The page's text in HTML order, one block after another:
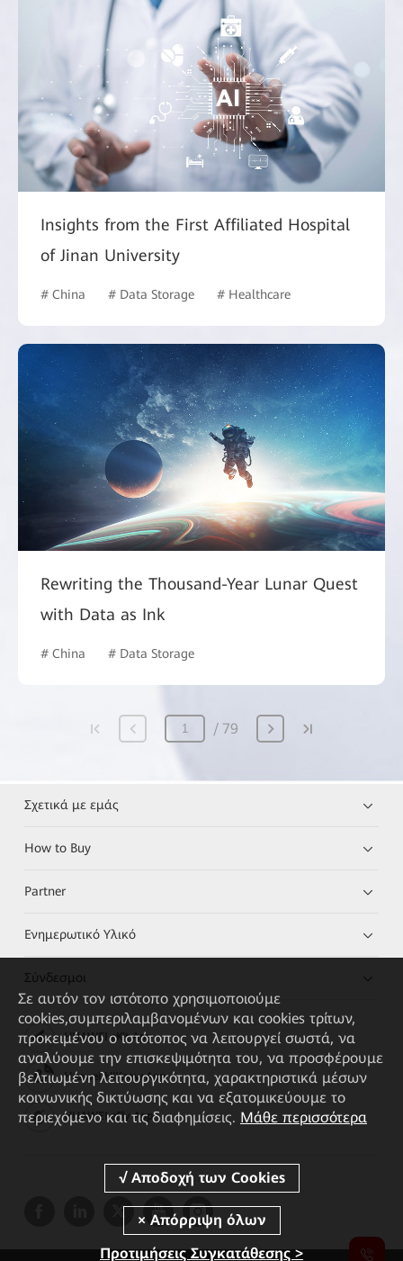
Insights from the First Affiliated Hospital
of Jinan University
# China # Data Storage # Healthcare
Rewriting the Thousand-Year Lunar Quest
with Data as Ink
# China # Data Storage
79
Σχετικά με εμάς
How to Buy
Partner
Ενημερωτικό Υλικό
Σύνδεσμοι
HUAWEI eKit App
Huawei HiKnow App
HUAWEI eFly App
Σε αυτόν τον ιστότοπο χρησιμοποιούμε
cookies,συμπεριλαμβανομένων και cookies τρίτων,
προκειμένου ο ιστότοπος να λειτουργεί σωστά, να
αναλύουμε την επισκεψιμότητα του, να προσφέρουμε
βελτιωμένη λειτουργικότητα, χαρακτηριστικά μέσων
κοινωνικής δικτύωσης και να εξατομικεύουμε το
περιεχόμενο και τις διαφημίσεις. Μάθε περισσότερα
Προτιμήσεις Συγκατάθεσης >